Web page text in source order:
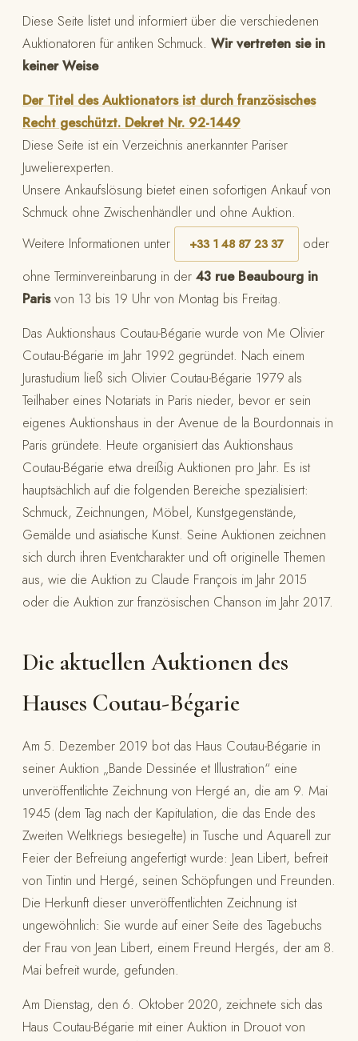
Diese Seite listet und informiert über die verschiedenen
Auktionatoren für antiken Schmuck. Wir vertreten sie in
keiner Weise
Der Titel des Auktionators ist durch französisches
Recht geschützt. Dekret Nr. 92-1449
Diese Seite ist ein Verzeichnis anerkannter Pariser
Juwelierexperten.
Unsere Ankaufslösung bietet einen sofortigen Ankauf von
Schmuck ohne Zwischenhändler und ohne Auktion.
Weitere Informationen unter
+33 1 48 87 23 37
oder
ohne Terminvereinbarung in der 43 rue Beaubourg in
Parisvon 13 bis 19 Uhr von Montag bis Freitag.
Das Auktionshaus Coutau-Bégarie wurde von Me Olivier
Coutau-Bégarie im Jahr 1992 gegründet. Nach einem
Jurastudium ließ sich Olivier Coutau-Bégarie 1979 als
Teilhaber eines Notariats in Paris nieder, bevor er sein
eigenes Auktionshaus in der Avenue de la Bourdonnais in
Paris gründete. Heute organisiert das Auktionshaus
Coutau-Bégarie etwa dreißig Auktionen pro Jahr. Es ist
hauptsächlich auf die folgenden Bereiche spezialisiert:
Schmuck, Zeichnungen, Möbel, Kunstgegenstände,
Gemälde und asiatische Kunst. Seine Auktionen zeichnen
sich durch ihren Eventcharakter und oft originelle Themen
aus, wie die Auktion zu Claude François im Jahr 2015
oder die Auktion zur französischen Chanson im Jahr 2017.
Die aktuellen Auktionen des
Hauses Coutau-Bégarie
Am 5. Dezember 2019 bot das Haus Coutau-Bégarie in
seiner Auktion „Bande Dessinée et Illustration“ eine
unveröffentlichte Zeichnung von Hergé an, die am 9. Mai
1945 (dem Tag nach der Kapitulation, die das Ende des
Zweiten Weltkriegs besiegelte) in Tusche und Aquarell zur
Feier der Befreiung angefertigt wurde: Jean Libert, befreit
von Tintin und Hergé, seinen Schöpfungen und Freunden.
Die Herkunft dieser unveröffentlichten Zeichnung ist
ungewöhnlich: Sie wurde auf einer Seite des Tagebuchs
der Frau von Jean Libert, einem Freund Hergés, der am 8.
Mai befreit wurde, gefunden.
Am Dienstag, den 6. Oktober 2020, zeichnete sich das
Haus Coutau-Bégarie mit einer Auktion in Drouot von